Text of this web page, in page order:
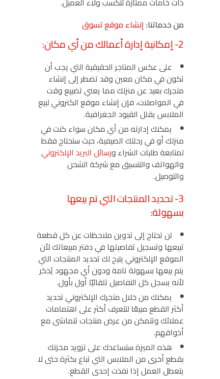
من خدماتنا: إنشاء موقع تسوق
2- إمكانية إدارة أعمالك من أي مكان:
على عكس المتاجر الحقيقية التي يجب أن
تكون في مكان معين وقد تضطر إلى إنشاء
متجرك بعيد عن منزلك مما يعني تضييع وقت
في المواصلات، فإن إنشاء موقع الكتروني لبيع
الملابس يقلل القيود الجغرافية.
يمكنك إدارته من أي مكان سواء كنت في
منزلك أو في رحلتك الصيفية، حيث ستحتاج فقط
لمتابعة طلبات الشراء ورسائل البريد الإلكتروني
والهواتف والتنسيق مع شركة الشحن
والتوصيل.
3- تحديد المنتجات التي تم بيعها
بسهولة:
لن تحتاج إلى تدوين ملاحظات عن كل قطعة
تبيعها وتسجيل تفاصيلها في دفتر مبيعاتك لأن
الموقع الإلكتروني يتيح لك تحديد المنتجات التي
يتم بيعها بسهولة تامة ودون أي مجهود يُذكر
لأنه يسجل كل التفاصيل تلقائيًا أول بأول.
يمكنك من خلال متجرك الإلكتروني تحديد
أكثر القطع مبيعًا لتتعرف أكثر على اهتمامات
عملائك وتتمكن من عرض منتجات تتماشى مع
أذواقهم.
هذه الميزة ستساعدك على تزويد مخزنك
بقطع أخرى من الملابس التي تباع بكثرة حتى لا
يتعطل العمل إذا نفذت إحدى القطع.